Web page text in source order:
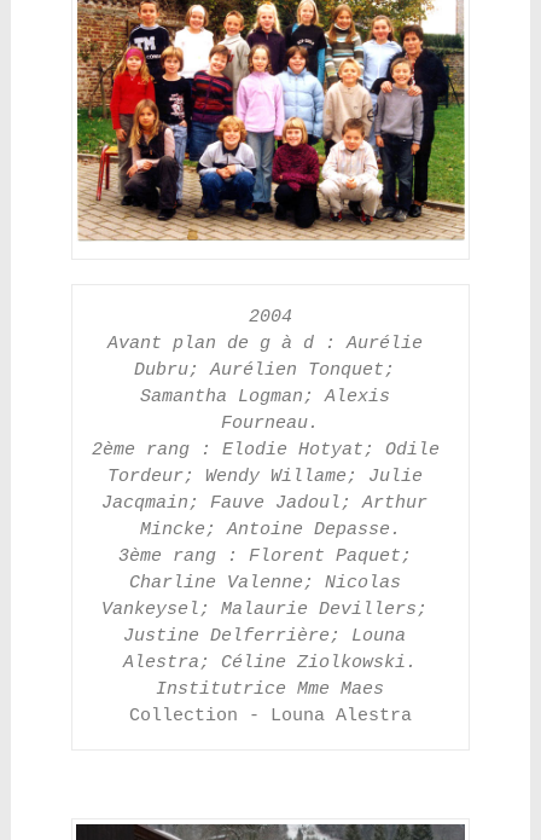
2004
Avant plan de g à d : Aurélie
Dubru; Aurélien Tonquet;
Samantha Logman; Alexis
Fourneau.
2ème rang : Elodie Hotyat; Odile
Tordeur; Wendy Willame; Julie
Jacqmain; Fauve Jadoul; Arthur
Mincke; Antoine Depasse.
3ème rang : Florent Paquet;
Charline Valenne; Nicolas
Vankeysel; Malaurie Devillers;
Justine Delferrière; Louna
Alestra; Céline Ziolkowski.
Institutrice Mme Maes
Collection - Louna Alestra